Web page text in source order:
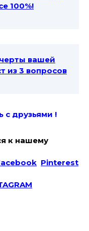
100%!
вашей
из 3 вопросов
с друзьями !
к нашему
Pinterest